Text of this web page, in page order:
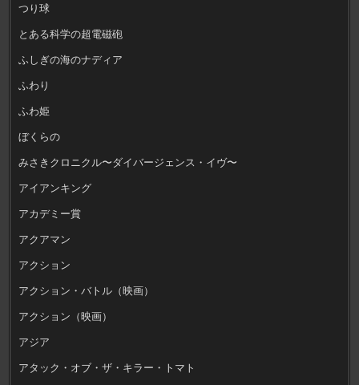
つり球
とある科学の超電磁砲
ふしぎの海のナディア
ふわり
ふわ姫
ぼくらの
みさきクロニクル〜ダイバージェンス・イヴ〜
アイアンキング
アカデミー賞
アクアマン
アクション
アクション・バトル（映画）
アクション（映画）
アジア
アタック・オブ・ザ・キラー・トマト